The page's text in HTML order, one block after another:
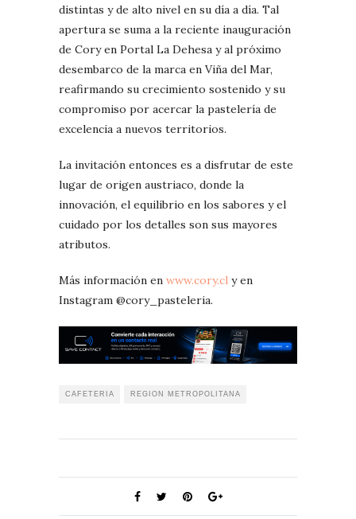
distintas y de alto nivel en su día a día. Tal
apertura se suma a la reciente inauguración
de Cory en Portal La Dehesa y al próximo
desembarco de la marca en Viña del Mar,
reafirmando su crecimiento sostenido y su
compromiso por acercar la pastelería de
excelencia a nuevos territorios.
La invitación entonces es a disfrutar de este
lugar de origen austriaco, donde la
innovación, el equilibrio en los sabores y el
cuidado por los detalles son sus mayores
atributos.
Más información en www.cory.cl y en
Instagram @cory_pasteleria.
CAFETERIA REGION METROPOLITANA